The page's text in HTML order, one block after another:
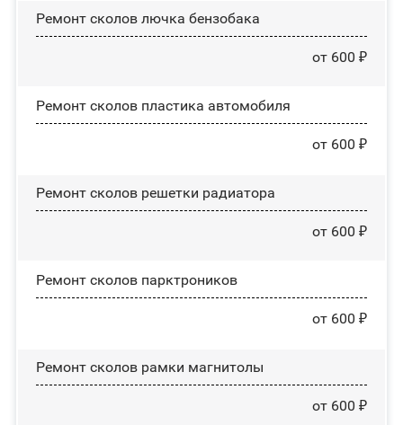
Ремонт сколов лючка бензобака
от 600 ₽
Ремонт сколов пластика автомобиля
от 600 ₽
Ремонт сколов решетки радиатора
от 600 ₽
Ремонт сколов парктроников
от 600 ₽
Ремонт сколов рамки магнитолы
от 600 ₽